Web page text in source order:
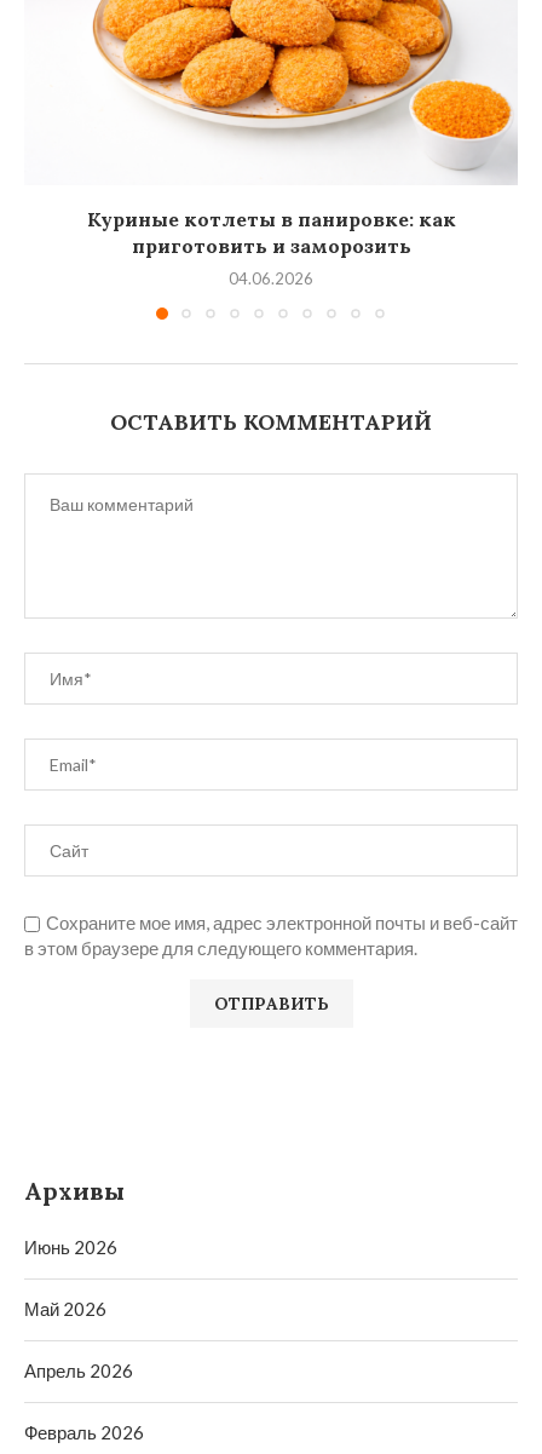
Куриные котлеты в панировке: как
приготовить и заморозить
04.06.2026
ОСТАВИТЬ КОММЕНТАРИЙ
Сохраните мое имя, адрес электронной почты и веб-сайт
в этом браузере для следующего комментария.
Архивы
Июнь 2026
Май 2026
Апрель 2026
Февраль 2026